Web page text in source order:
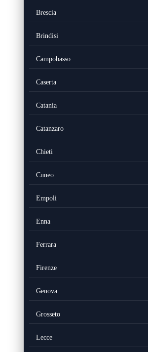
Brescia
Brindisi
Campobasso
Caserta
Catania
Catanzaro
Chieti
Cuneo
Empoli
Enna
Ferrara
Firenze
Genova
Grosseto
Lecce